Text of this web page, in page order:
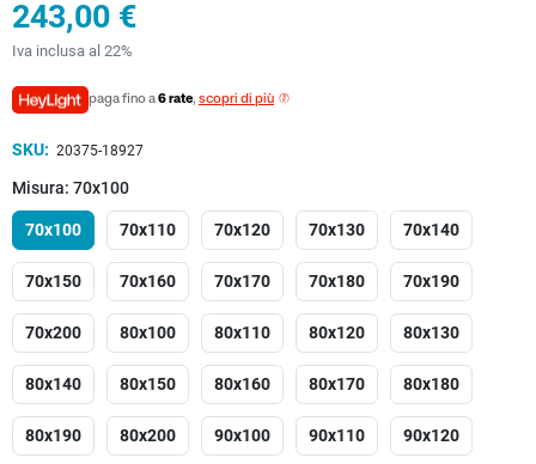
243,00 €
Iva inclusa al 22%
paga fino a6 rate, scopri di più
SKU: 20375-18927
Misura: 70x100
70x100 70x110 70x120 70x130 70x140
70x150 70x160 70x170 70x180 70x190
70x200 80x100 80x110 80x120 80x130
80x140 80x150 80x160 80x170 80x180
80x190 80x200 90x100 90x110 90x120